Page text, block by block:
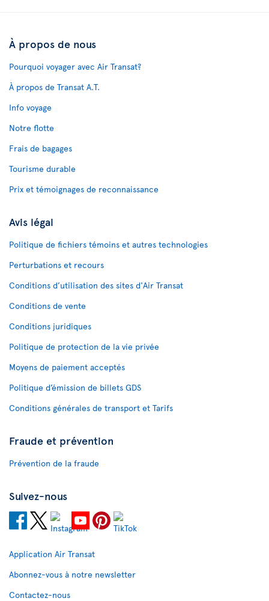
À propos de nous
Pourquoi voyager avec Air Transat?
À propos de Transat A.T.
Info voyage
Notre flotte
Frais de bagages
Tourisme durable
Prix et témoignages de reconnaissance
Avis légal
Politique de fichiers témoins et autres technologies
Perturbations et recours
Conditions d’utilisation des sites d'Air Transat
Conditions de vente
Conditions juridiques
Politique de protection de la vie privée
Moyens de paiement acceptés
Politique d’émission de billets GDS
Conditions générales de transport et Tarifs
Fraude et prévention
Prévention de la fraude
Suivez-nous
Application Air Transat
Abonnez-vous à notre newsletter
Contactez-nous